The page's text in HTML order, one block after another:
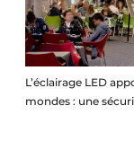
L’éclairage LED
mondes : une